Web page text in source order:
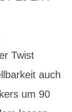
Twist
auch
um 90